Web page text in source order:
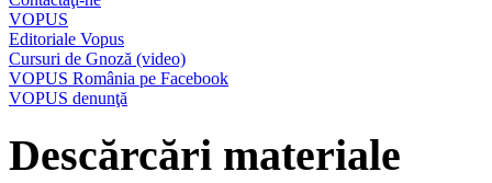
VOPUS
Editoriale Vopus
Cursuri de Gnoză (video)
VOPUS România pe Facebook
VOPUS denunţă
Descărcări materiale